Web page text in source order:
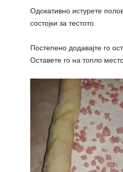
Одокативно истурете
состојки за тестото.
Постепено додавајте го
Оставете го на топло